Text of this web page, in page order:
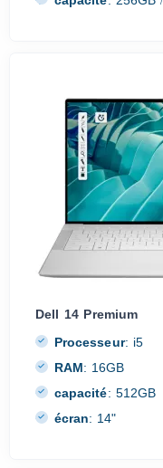
Dell 14 Premium
Processeur: i5
RAM: 16GB
capacité: 512GB
écran: 14"